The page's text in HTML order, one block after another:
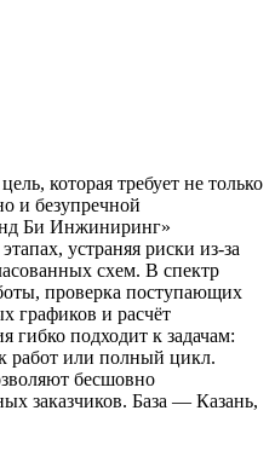
которая требует не только
и безупречной
Би Инжиниринг»
устраняя риски из‑за
схем. В спектр
проверка поступающих
графиков и расчёт
подходит к задачам:
работ или полный цикл.
бесшовно
заказчиков. База — Казань,